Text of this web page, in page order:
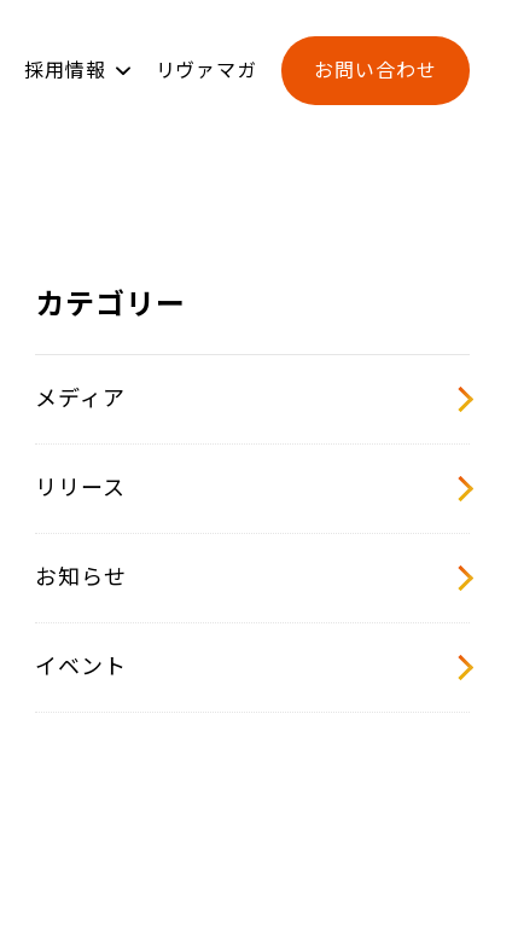
採用情報 リヴァマガ お問い合わせ
カテゴリー
メディア
リリース
お知らせ
イベント